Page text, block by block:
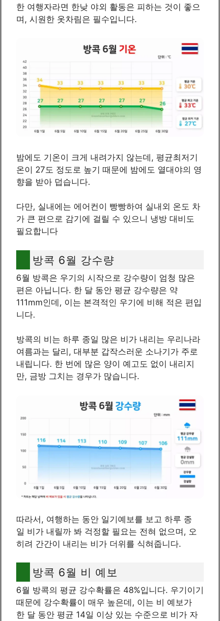
한 여행자라면 한낮 야외 활동은 피하는 것이 좋으
며, 시원한 옷차림은 필수입니다.
밤에도 기온이 크게 내려가지 않는데, 평균최저기
온이 27도 정도로 높기 때문에 밤에도 열대야의 영
향을 받아 덥습니다.
다만, 실내에는 에어컨이 빵빵하여 실내외 온도 차
가 큰 편으로 감기에 걸릴 수 있으니 냉방 대비도
필요합니다
방콕 6월 강수량
6월 방콕은 우기의 시작으로 강수량이 엄청 많은
편은 아닙니다. 한 달 동안 평균 강수량은 약
111mm인데, 이는 본격적인 우기에 비해 적은 편입
니다.
방콕의 비는 하루 종일 많은 비가 내리는 우리나라
여름과는 달리, 대부분 갑작스러운 소나기가 주로
내립니다. 한 번에 많은 양이 예고도 없이 내리지
만, 금방 그치는 경우가 많습니다.
따라서, 여행하는 동안 일기예보를 보고 하루 종
일 비가 내릴까 봐 걱정할 필요는 전혀 없으며, 오
히려 간간이 내리는 비가 더위를 식혀줍니다.
방콕 6월 비 예보
6월 방콕의 평균 강수확률은 48%입니다. 우기이기
때문에 강수확률이 매우 높은데, 이는 비 예보가
한 달 동안 평균 14일 이상 있는 수준으로 비가 자